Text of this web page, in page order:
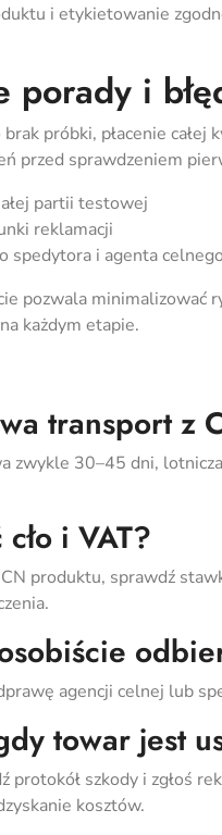
i etykietowanie
porady i
brak próbki, płacenie
przed sprawdzeniem
partii testowej
reklamacji
spedytora i agenta celnego
pozwala minimalizować
każdym etapie.
transport z
zwykle 30–45 dni,
i VAT?
produktu, sprawdź
agencji celnej lub
towar jest
protokół szkody i zgłoś
kosztów.